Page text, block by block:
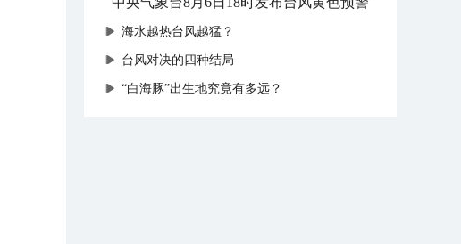
海水越热台风越猛？
台风对决的四种结局
“白海豚”出生地究竟有多远？